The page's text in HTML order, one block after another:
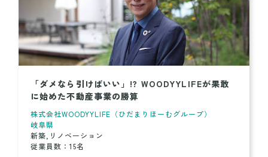
「ダメなら引けばいい」!? WOODYYLIFEが果敢
に始めた不動産事業の勝算
株式会社WOODYYLIFE（ひだまりほーむグループ）
岐阜県
新築,リノベーション
従業員数：15名